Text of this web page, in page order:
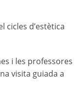
cicles d’estètica
i les professores
visita guiada a